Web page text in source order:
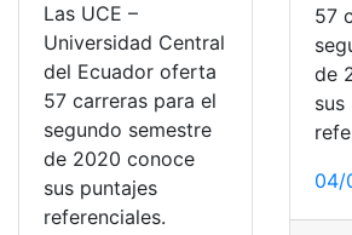
Las UCE –
Universidad Central
del Ecuador oferta
57 carreras para el
segundo semestre
de 2020 conoce
sus puntajes
referenciales.
57
de
sus
04/